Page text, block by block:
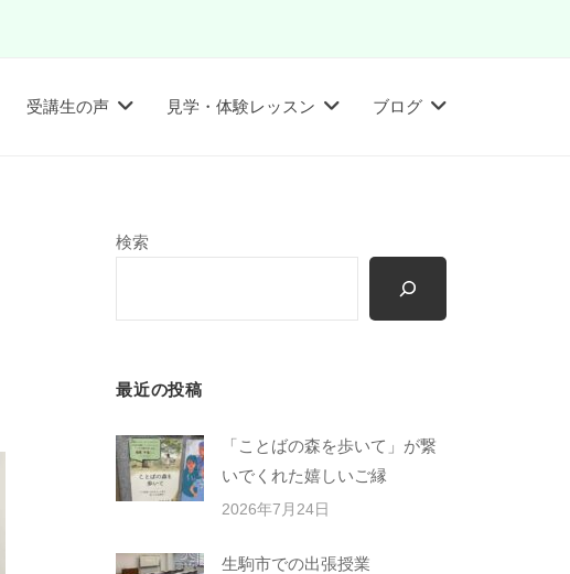
受講生の声 見学・体験レッスン ブログ
検索
最近の投稿
「ことばの森を歩いて」が繋
いでくれた嬉しいご縁
2026年7月24日
生駒市での出張授業